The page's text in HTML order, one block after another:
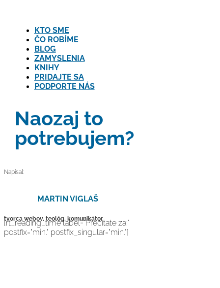
KTO SME
ČO ROBÍME
BLOG
ZAMYSLENIA
KNIHY
PRIDAJTE SA
PODPORTE NÁS
Naozaj to
potrebujem?
Napísal:
MARTIN VIGLAŠ
tvorca webov, teológ, komunikátor
[rt_reading_time label="Prečítate za:"
postfix="min." postfix_singular="min."]